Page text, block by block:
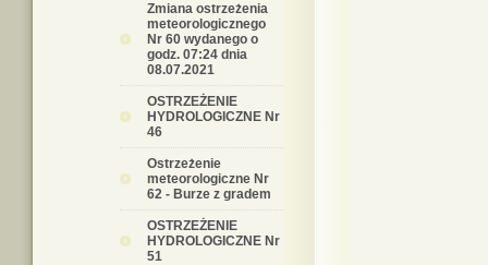
Zmiana ostrzeżenia
meteorologicznego
Nr 60 wydanego o
godz. 07:24 dnia
08.07.2021
OSTRZEŻENIE
HYDROLOGICZNE Nr
46
Ostrzeżenie
meteorologiczne Nr
62 - Burze z gradem
OSTRZEŻENIE
HYDROLOGICZNE Nr
51